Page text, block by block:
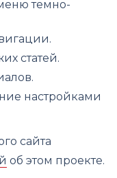
темно-
статей.
настройками
об этом проекте.